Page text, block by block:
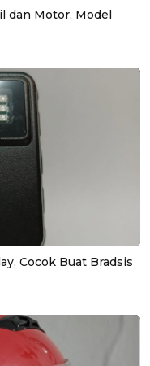
dan Motor, Model
Cocok Buat Bradsis